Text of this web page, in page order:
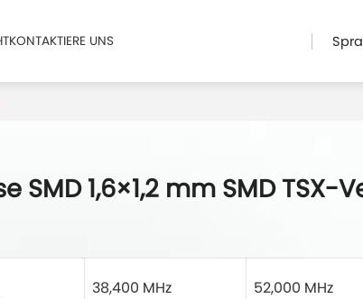
KONTAKTIERE UNS
SMD 1,6×1,2 mm SMD TSX-
38,400 MHz 52,000 MHz